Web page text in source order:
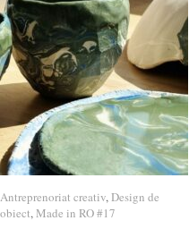
Antreprenoriat creativ,Design de
obiect,Made in RO #17
Antreprenoriat creativ Design de
obiect Made in RO #17